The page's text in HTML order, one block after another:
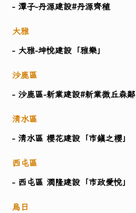
- 潭子-丹源建設#丹源齊稙
大雅
- 大雅-坤悅建設「雅樂」
沙鹿區
- 沙鹿區-新業建設#新業微丘森鄰
清水區
- 清水區 櫻花建設「市鎮之櫻」
西屯區
- 西屯區 潤隆建設「市政愛悅」
烏日